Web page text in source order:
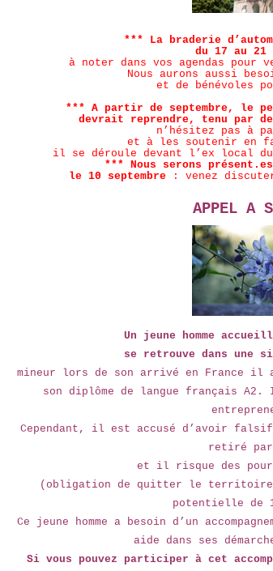
*** La braderie
du 17 au 21
à noter dans vos agendas pour
Nous aurons aussi
et de bénévoles
*** A partir de septembre, le
devrait reprendre, tenu par
n’hésitez pas à
et à les soutenir en
il se déroule devant l’ex local
*** Nous serons
le 10 septembre: venez
APPEL A
Un jeune homme
se retrouve dans une
mineur lors de son arrivé en France il
son diplôme de langue français A2.
Cependant, il est accusé d’avoir
retiré
et il risque des
(obligation de quitter le territoire,
potentielle de
Ce jeune homme a besoin d’un
aide dans ses
Si vous pouvez participer à cet